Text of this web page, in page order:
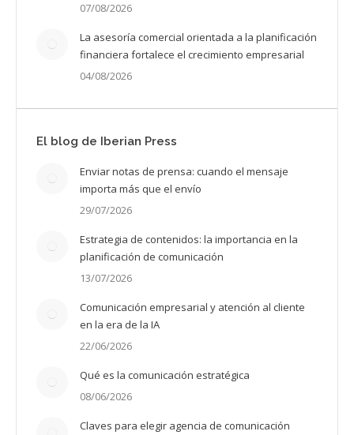
07/08/2026
La asesoría comercial orientada a la planificación
financiera fortalece el crecimiento empresarial
04/08/2026
El blog de Iberian Press
Enviar notas de prensa: cuando el mensaje
importa más que el envío
29/07/2026
Estrategia de contenidos: la importancia en la
planificación de comunicación
13/07/2026
Comunicación empresarial y atención al cliente
en la era de la IA
22/06/2026
Qué es la comunicación estratégica
08/06/2026
Claves para elegir agencia de comunicación